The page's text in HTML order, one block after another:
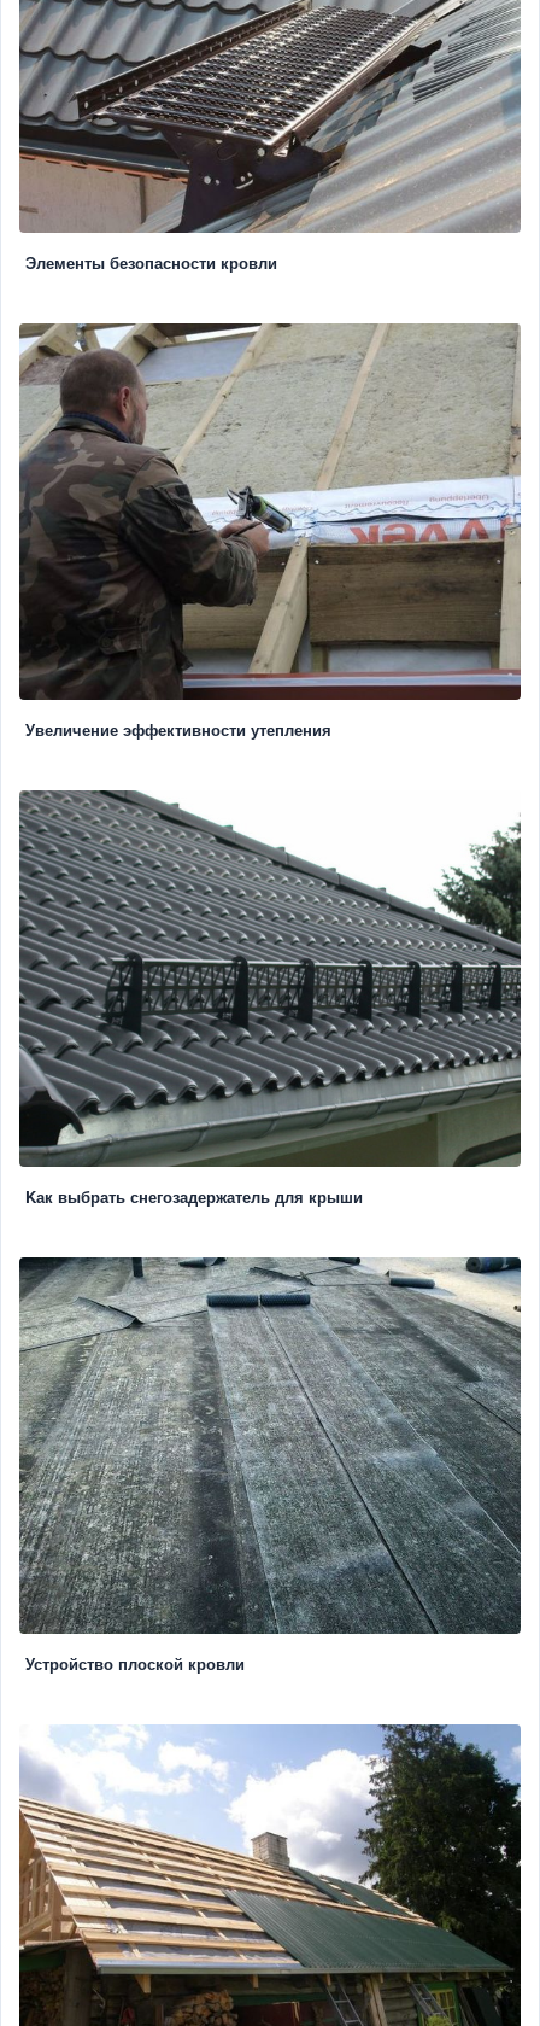
Элементы безопасности кровли
Увеличение эффективности утепления
Kак выбрать снегозадержатель для крыши
Устройство плоской кровли